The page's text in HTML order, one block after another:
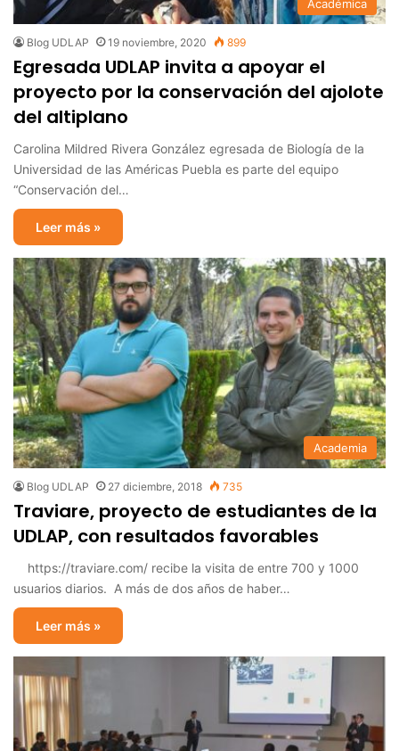
Académica
Blog UDLAP 19 noviembre, 2020 899
Egresada UDLAP invita a apoyar el
proyecto por la conservación del ajolote
del altiplano
Carolina Mildred Rivera González egresada de Biología de la
Universidad de las Américas Puebla es parte del equipo
“Conservación del…
Leer más »
Academia
Blog UDLAP 27 diciembre, 2018 735
Traviare, proyecto de estudiantes de la
UDLAP, con resultados favorables
https://traviare.com/ recibe la visita de entre 700 y 1000
usuarios diarios. A más de dos años de haber…
Leer más »